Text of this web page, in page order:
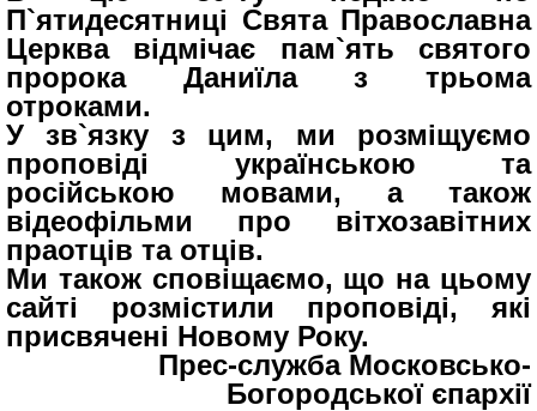
П`ятидесятниці Свята Православна
Церква відмічає пам`ять святого
пророка Даниїла з трьома
отроками.
У зв`язку з цим, ми розміщуємо
проповіді українською та
російською мовами, а також
відеофільми про вітхозавітних
праотців та отців.
Ми також сповіщаємо, що на цьому
сайті розмістили проповіді, які
присвячені Новому Року.
Прес-служба Московсько-
Богородської єпархії